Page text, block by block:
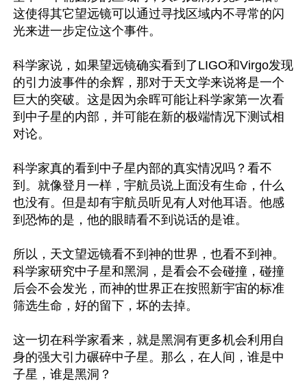
这使得其它望远镜可以通过寻找区域内不寻常的闪
光来进一步定位这个事件。
科学家说，如果望远镜确实看到了LIGO和Virgo发现
的引力波事件的余辉，那对于天文学来说将是一个
巨大的突破。这是因为余晖可能让科学家第一次看
到中子星的内部，并可能在新的极端情况下测试相
对论。
科学家真的看到中子星内部的真实情况吗？看不
到。就像登月一样，宇航员说上面没有生命，什么
也没有。但是却有宇航员听见有人对他耳语。他感
到恐怖的是，他的眼睛看不到说话的是谁。
所以，天文望远镜看不到神的世界，也看不到神。
科学家研究中子星和黑洞，是看会不会碰撞，碰撞
后会不会发光，而神的世界正在按照新宇宙的标准
筛选生命，好的留下，坏的去掉。
这一切在科学家看来，就是黑洞有更多机会利用自
身的强大引力碾碎中子星。那么，在人间，谁是中
子星，谁是黑洞？